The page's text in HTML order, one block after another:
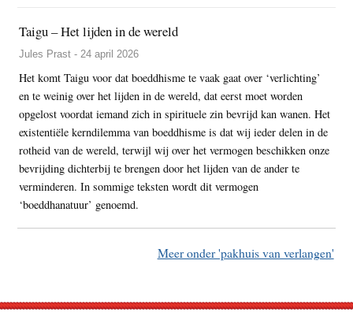
Taigu – Het lijden in de wereld
Jules Prast - 24 april 2026
Het komt Taigu voor dat boeddhisme te vaak gaat over ‘verlichting’
en te weinig over het lijden in de wereld, dat eerst moet worden
opgelost voordat iemand zich in spirituele zin bevrijd kan wanen. Het
existentiële kerndilemma van boeddhisme is dat wij ieder delen in de
rotheid van de wereld, terwijl wij over het vermogen beschikken onze
bevrijding dichterbij te brengen door het lijden van de ander te
verminderen. In sommige teksten wordt dit vermogen
‘boeddhanatuur’ genoemd.
Meer onder 'pakhuis van verlangen'